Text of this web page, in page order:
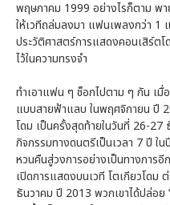
พฤษภาคม 1999 อย่างไรก็ตาม พ
ให้เวทีถล่มลงมา แฟนเพลงกว่า 1
ประวัติศาสตร์การแสดงคอนเสิร์ต
ไว้ในความทรงจำ
ทำเอาแฟน ๆ ช็อกไปตาม ๆ กัน เมื่
แบบสายฟ้าแลบ ในพฤศจิกายน ปี
โดม เป็นครั้งสุดท้ายในวันที่ 26-27
กิจกรรมทางดนตรีเป็นเวลา 7 ปี ใ
หวนคืนสู่วงการอย่างเป็นทางการ
เปิดการแสดงบนเวที โตเกียวโดม
ธันวาคม ปี 2013 พวกเขาได้ปล่อ